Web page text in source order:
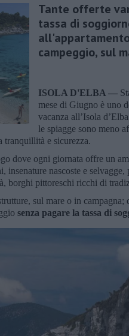
Tante offerte
tassa di
campeggio, sul
ISOLA D'ELBA —
mese di Giugno è uno
vacanza all’Isola
le spiagge sono meno
tranquillità e sicurezza.
dove ogni giornata offre un
nascoste e selvagge,
borghi pittoreschi ricchi di
sul mare o in campagna;
senza pagare la tassa di